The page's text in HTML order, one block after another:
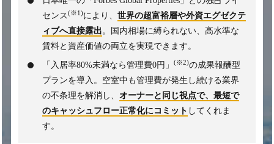
センス(※1)により、 世界の超富裕層や外資エグゼクテ
ィブへ直接露出。国内相場に縛られない、高水準な
賃料と資産価値の両立を実現できます。
「入居率80%未満なら管理費0円」 (※2)の成果報酬型
プランを導入。空室中も管理費が発生し続ける業界
の不条理を解消し、 オーナーと同じ視点で、最短で
のキャッシュフロー正常化にコミット してくれま
す。